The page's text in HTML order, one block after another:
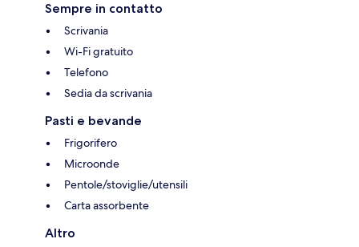
Sempre in contatto
Scrivania
Wi-Fi gratuito
Telefono
Sedia da scrivania
Pasti e bevande
Frigorifero
Microonde
Pentole/stoviglie/utensili
Carta assorbente
Altro